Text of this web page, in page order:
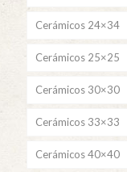
Cerámicos 24×34
Cerámicos 25×25
Cerámicos 30×30
Cerámicos 33×33
Cerámicos 40×40